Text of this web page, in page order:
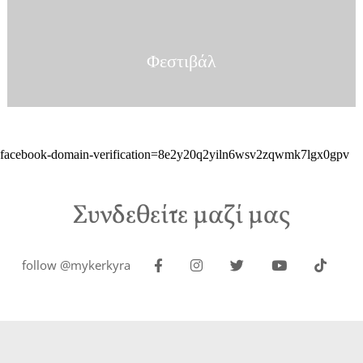
Φεστιβάλ
facebook-domain-verification=8e2y20q2yiln6wsv2zqwmk7lgx0gpv
Συνδεθείτε μαζί μας
follow @mykerkyra